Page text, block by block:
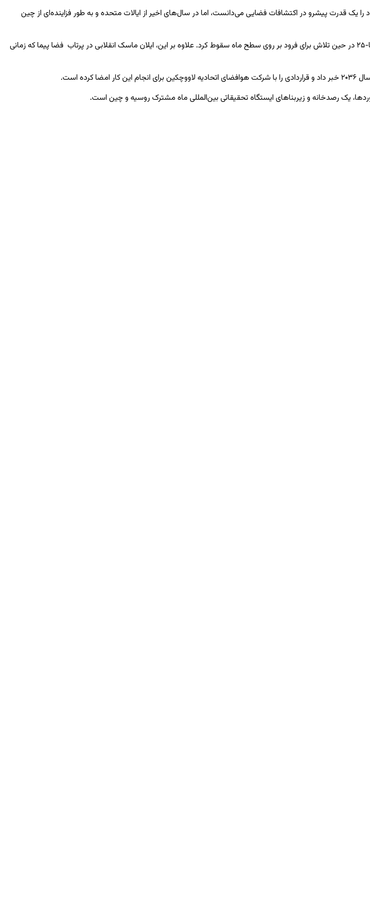
فضانورد شوروی به اولین انسان در فضا در سال 1961، روسیه خود را یک قدرت پیشرو در اکتشافات فضایی می‌دانست، اما در سال‌های اخیر از ایالات متحده و به طور فزاینده‌ای از چین
جاه‌ طلبی‌های روسیه در آگست 2023 ضربه بزرگی خورد، زمانی که ماموریت بدون سرنشین لونا-۲۵ در حین تلاش برای فرود بر روی سطح ماه سقوط کرد. علاوه بر این، ایلان ماسک انقلابی در پرتاب فضا پیما که زمانی
است.
یک رصدخانه و زیربناهای ایستگاه تحقیقاتی بین‌المللی ماه مشترک روسیه و چین است.